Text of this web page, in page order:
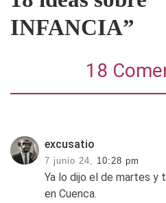
INFANCIA”
18
excusatio
7 junio 24, 10:28 pm
Ya lo dijo el de martes y
en Cuenca.